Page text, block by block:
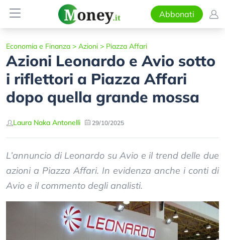
Abbonati
Economia e Finanza > Azioni > Piazza Affari
Azioni Leonardo e Avio sotto
i riflettori a Piazza Affari
dopo quella grande mossa
Laura Naka Antonelli 29/10/2025
L’annuncio di Leonardo su Avio e il trend delle due
azioni a Piazza Affari. In evidenza anche i conti di
Avio e il commento degli analisti.